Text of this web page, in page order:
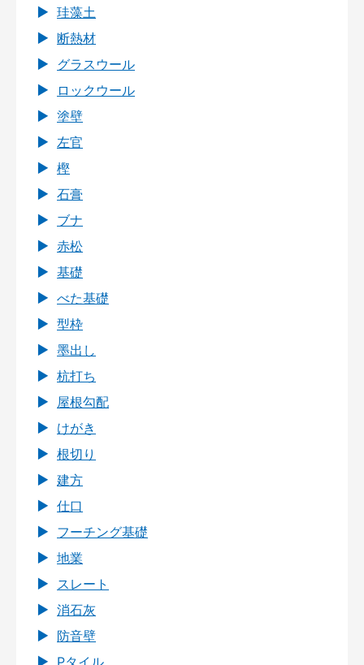
珪藻土
断熱材
グラスウール
ロックウール
塗壁
左官
樫
石膏
ブナ
赤松
基礎
べた基礎
型枠
墨出し
杭打ち
屋根勾配
けがき
根切り
建方
仕口
フーチング基礎
地業
スレート
消石灰
防音壁